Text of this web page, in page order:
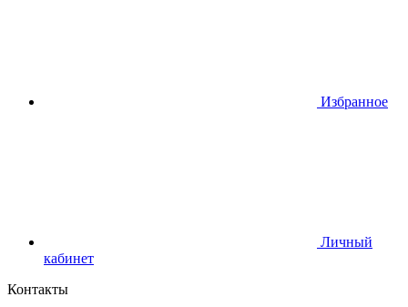
Избранное
Личный
кабинет
Контакты